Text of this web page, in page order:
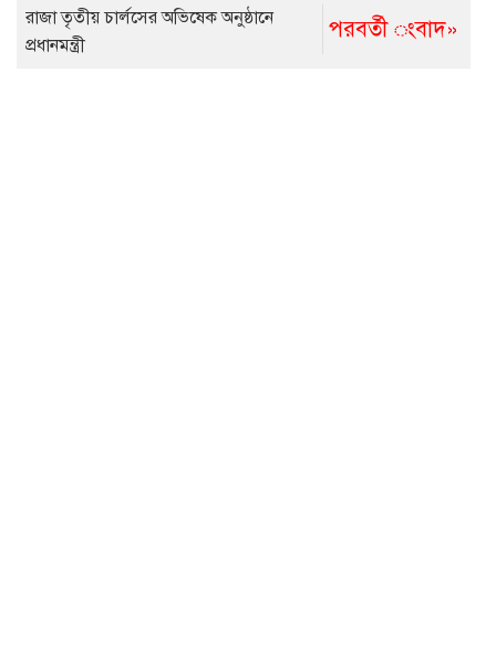
পরবর্তী ংবাদ»
রাজা তৃতীয় চার্লসের অভিষেক অনুষ্ঠানে
প্রধানমন্ত্রী